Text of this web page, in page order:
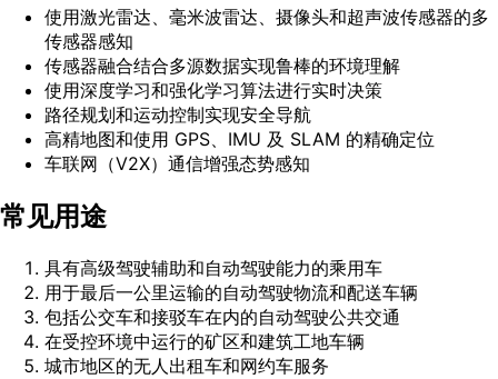
使用激光雷达、毫米波雷达、摄像头和超声波传感器的多
传感器感知
传感器融合结合多源数据实现鲁棒的环境理解
使用深度学习和强化学习算法进行实时决策
路径规划和运动控制实现安全导航
高精地图和使用 GPS、IMU 及 SLAM 的精确定位
车联网（V2X）通信增强态势感知
常见用途
具有高级驾驶辅助和自动驾驶能力的乘用车
用于最后一公里运输的自动驾驶物流和配送车辆
包括公交车和接驳车在内的自动驾驶公共交通
在受控环境中运行的矿区和建筑工地车辆
城市地区的无人出租车和网约车服务